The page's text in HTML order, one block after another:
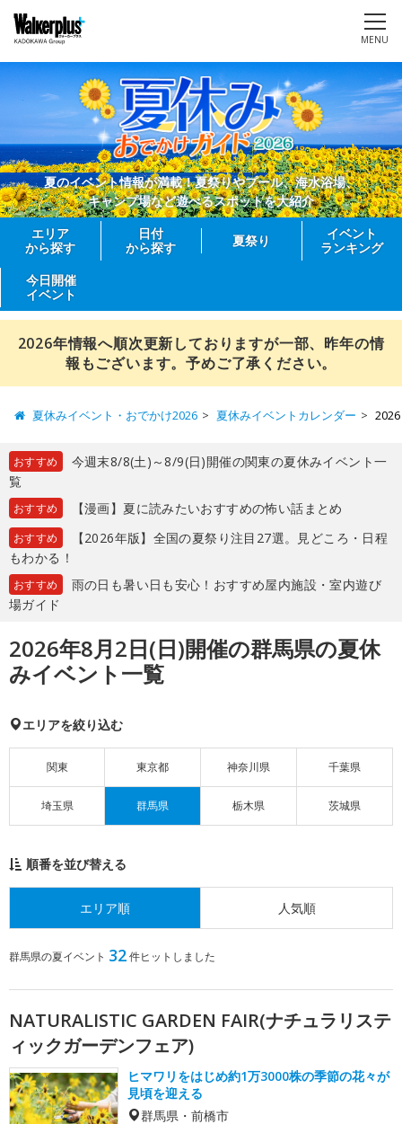
MENU
夏のイベント情報が満載！夏祭りやプール、海水浴場、
キャンプ場など遊べるスポットを大紹介
エリア
から探す
日付
から探す
夏祭り
イベント
ランキング
今日開催
イベント
2026年情報へ順次更新しておりますが一部、昨年の情
報もございます。予めご了承ください。
夏休みイベント・おでかけ2026 夏休みイベントカレンダー
おすすめ
今週末8/8(土)～8/9(日)開催の関東の夏休みイベント一
覧
おすすめ 【漫画】夏に読みたいおすすめの怖い話まとめ
おすすめ
【2026年版】全国の夏祭り注目27選。見どころ・日程
もわかる！
おすすめ
雨の日も暑い日も安心！おすすめ屋内施設・室内遊び
場ガイド
2026年8月2日(日)開催の群馬県の夏休
みイベント一覧
エリアを絞り込む
関東 東京都 神奈川県 千葉県
埼玉県 群馬県 栃木県 茨城県
順番を並び替える
エリア順 人気順
群馬県の夏イベント 32件ヒットしました
NATURALISTIC GARDEN FAIR(ナチュラリステ
ィックガーデンフェア)
ヒマワリをはじめ約1万3000株の季節の花々が
見頃を迎える
群馬県・前橋市